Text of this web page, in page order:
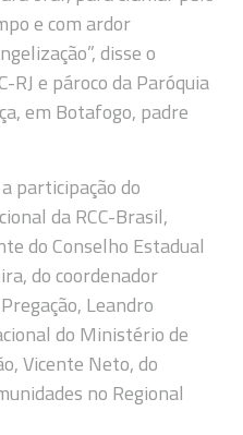
e com ardor
disse o
RJ e pároco da Paróquia
em Botafogo, padre
participação do
da RCC-Brasil,
do Conselho Estadual
do coordenador
Leandro
do Ministério de
Vicente Neto, do
no Regional